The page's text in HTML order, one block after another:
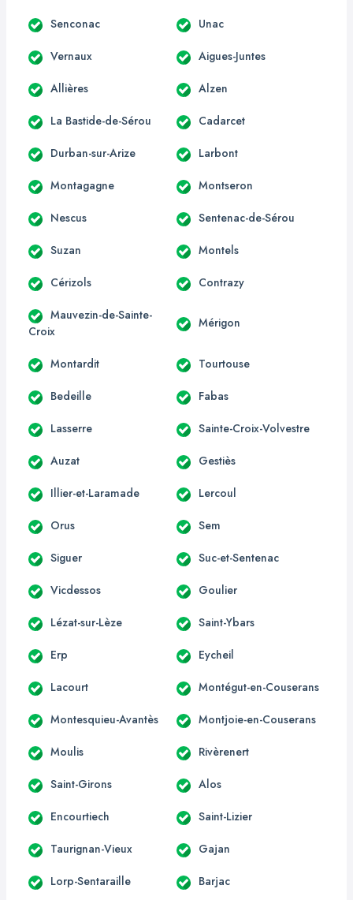
Senconac Unac
Vernaux Aigues-Juntes
Allières Alzen
La Bastide-de-Sérou Cadarcet
Durban-sur-Arize Larbont
Montagagne Montseron
Nescus Sentenac-de-Sérou
Suzan Montels
Cérizols Contrazy
Mauvezin-de-Sainte-
Croix
Mérigon
Montardit Tourtouse
Bedeille Fabas
Lasserre Sainte-Croix-Volvestre
Auzat Gestiès
Illier-et-Laramade Lercoul
Orus Sem
Siguer Suc-et-Sentenac
Vicdessos Goulier
Lézat-sur-Lèze Saint-Ybars
Erp Eycheil
Lacourt Montégut-en-Couserans
Montesquieu-Avantès Montjoie-en-Couserans
Moulis Rivèrenert
Saint-Girons Alos
Encourtiech Saint-Lizier
Taurignan-Vieux Gajan
Lorp-Sentaraille Barjac